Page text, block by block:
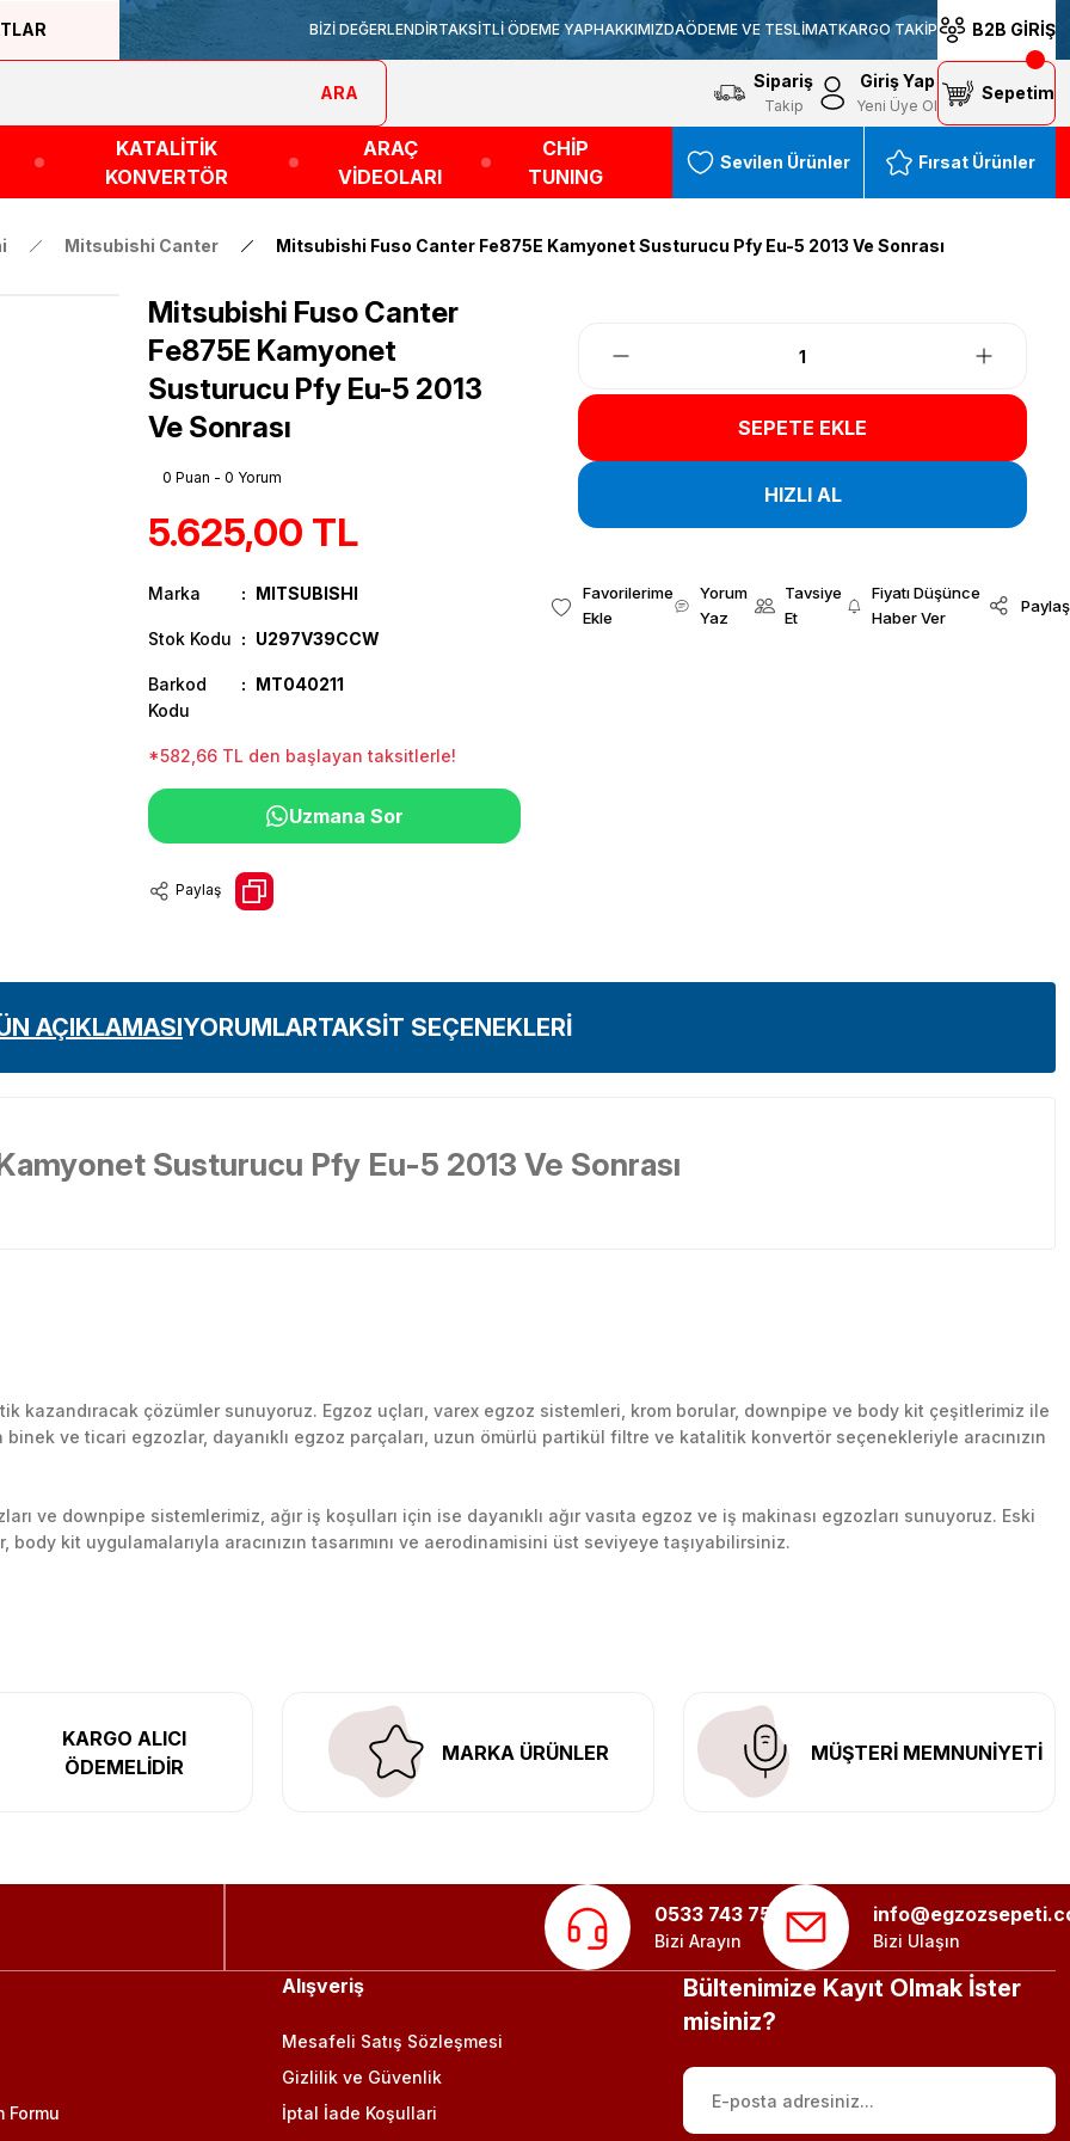
BİZİ DEĞERLENDİRTAKSİTLİ ÖDEME YAPHAKKIMIZDAÖDEME VE TESLİMATKARGO TAKİP B2B GİRİŞ
ARA
Sipariş
Takip
Giriş Yap
Yeni Üye Ol
Sepetim
KATALİTİK
KONVERTÖR
ARAÇ
VİDEOLARI
CHİP
TUNING
Sevilen Ürünler Fırsat Ürünler
Mitsubishi Canter Mitsubishi Fuso Canter Fe875E Kamyonet Susturucu Pfy Eu-5 2013 Ve Sonrası
Mitsubishi Fuso Canter
Fe875E Kamyonet
Susturucu Pfy Eu-5 2013
Ve Sonrası
0 Puan - 0 Yorum
5.625,00 TL
Marka MITSUBISHI
Stok Kodu U297V39CCW
Barkod
Kodu
MT040211
*582,66 TL den başlayan taksitlerle!
Uzmana Sor
Paylaş
SEPETE EKLE
HIZLI AL
Yorum
Yaz
Tavsiye
Et
Fiyatı Düşünce
Haber Ver
Paylaş
AÇIKLAMASIYORUMLARTAKSİT SEÇENEKLERİ
Susturucu Pfy Eu-5 2013 Ve Sonrası
Yorum Yaz
kazandıracak çözümler sunuyoruz. Egzoz uçları, varex egzoz sistemleri, krom borular, downpipe ve body kit çeşitlerimiz ile
ve ticari egzozlar, dayanıklı egzoz parçaları, uzun ömürlü partikül filtre ve katalitik konvertör seçenekleriyle aracınızın
ve downpipe sistemlerimiz, ağır iş koşulları için ise dayanıklı ağır vasıta egzoz ve iş makinası egzozları sunuyoruz. Eski
kit uygulamalarıyla aracınızın tasarımını ve aerodinamisini üst seviyeye taşıyabilirsiniz.
KARGO ALICI
ÖDEMELİDİR
MARKA ÜRÜNLER MÜŞTERİ MEMNUNİYETİ
0533 743 75 56
Bizi Arayın Bizi Ulaşın
Formu
Alışveriş
Mesafeli Satış Sözleşmesi
Gizlilik ve Güvenlik
İptal İade Koşullari
Bültenimize Kayıt Olmak İster
misiniz?